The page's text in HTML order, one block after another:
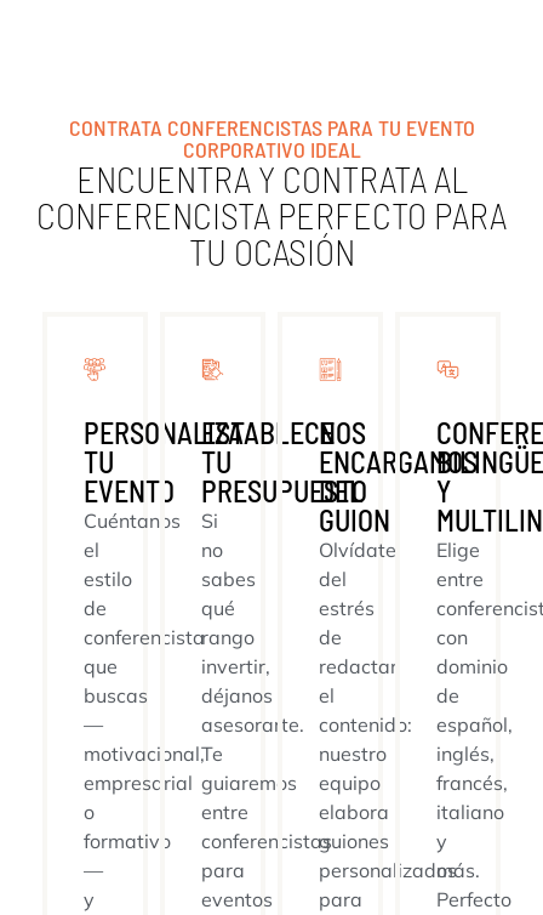
CONTRATA CONFERENCISTAS PARA TU EVENTO
CORPORATIVO IDEAL
ENCUENTRA Y CONTRATA AL
CONFERENCISTA PERFECTO PARA
TU OCASIÓN
PERSONALIZA
TU
EVENTO
Cuéntanos
el
estilo
de
conferencista
que
buscas
—
motivacional,
empresarial
o
formativo
—
y
ESTABLECE
TU
PRESUPUESTO
Si
no
sabes
qué
rango
invertir,
déjanos
asesorarte.
Te
guiaremos
entre
conferencistas
para
eventos
NOS
ENCARGAMOS
DEL
GUION
Olvídate
del
estrés
de
redactar
el
contenido:
nuestro
equipo
elabora
guiones
personalizados
para
Y
Elige
entre
con
dominio
de
español,
inglés,
francés,
italiano
y
más.
Perfecto